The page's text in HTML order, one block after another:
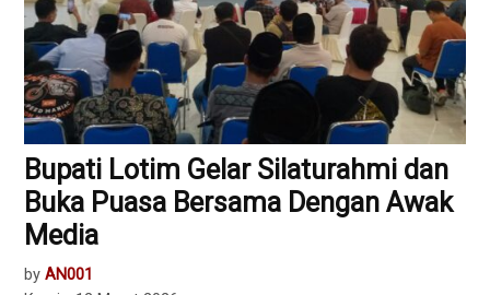
Bupati Lotim Gelar Silaturahmi dan
Buka Puasa Bersama Dengan Awak
Media
by AN001